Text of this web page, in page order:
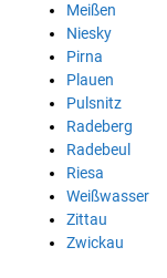
Meißen
Niesky
Pirna
Plauen
Pulsnitz
Radeberg
Radebeul
Riesa
Weißwasser
Zittau
Zwickau